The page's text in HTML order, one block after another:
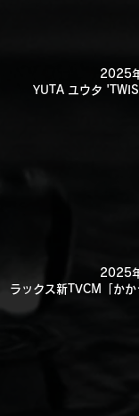
2025
YUTA ユウタ
2025
ラックス新TVCM「かか